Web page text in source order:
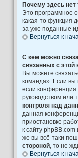
Почему здесь нет
Это программное
какая-то функция
за уже поданные
Вернуться к
С кем можно
связанных с этой
Вы можете
команда». Если вы
если конференция
руководством или
контроля над
данная
приостановке
к сайту
же вы всё-таки
стороной , то не
Вернуться к